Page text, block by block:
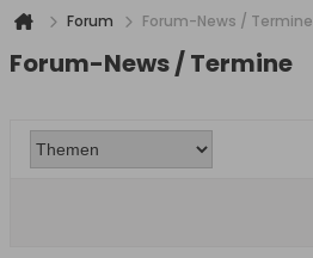
Forum Forum-News / Termine
Forum-News / Termine